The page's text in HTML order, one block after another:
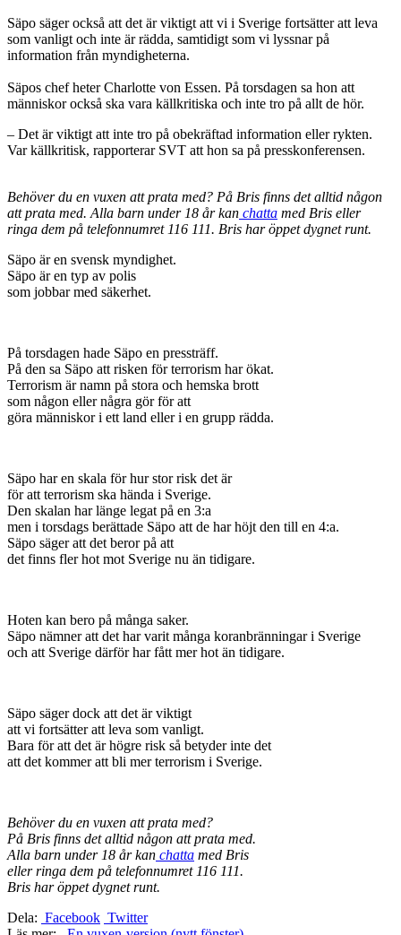
Säpo säger också att det är viktigt att vi i Sverige fortsätter att leva
som vanligt och inte är rädda, samtidigt som vi lyssnar på
information från myndigheterna.
Säpos chef heter Charlotte von Essen. På torsdagen sa hon att
människor också ska vara källkritiska och inte tro på allt de hör.
– Det är viktigt att inte tro på obekräftad information eller rykten.
Var källkritisk, rapporterar SVT att hon sa på presskonferensen.
Behöver du en vuxen att prata med? På Bris finns det alltid någon
att prata med. Alla barn under 18 år kan chatta med Bris eller
ringa dem på telefonnumret 116 111. Bris har öppet dygnet runt.
Säpo är en svensk myndighet.
Säpo är en typ av polis
som jobbar med säkerhet.
På torsdagen hade Säpo en pressträff.
På den sa Säpo att risken för terrorism har ökat.
Terrorism är namn på stora och hemska brott
som någon eller några gör för att
göra människor i ett land eller i en grupp rädda.
Säpo har en skala för hur stor risk det är
för att terrorism ska hända i Sverige.
Den skalan har länge legat på en 3:a
men i torsdags berättade Säpo att de har höjt den till en 4:a.
Säpo säger att det beror på att
det finns fler hot mot Sverige nu än tidigare.
Hoten kan bero på många saker.
Säpo nämner att det har varit många koranbränningar i Sverige
och att Sverige därför har fått mer hot än tidigare.
Säpo säger dock att det är viktigt
att vi fortsätter att leva som vanligt.
Bara för att det är högre risk så betyder inte det
att det kommer att bli mer terrorism i Sverige.
Behöver du en vuxen att prata med?
På Bris finns det alltid någon att prata med.
Alla barn under 18 år kan chatta med Bris
eller ringa dem på telefonnumret 116 111.
Bris har öppet dygnet runt.
Dela: Facebook Twitter